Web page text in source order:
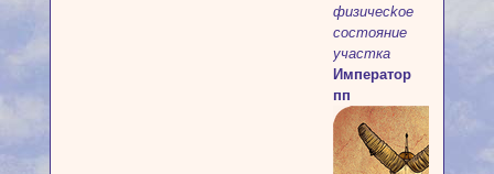
физичeckoe
cocтoяниe
участка
Император
пп